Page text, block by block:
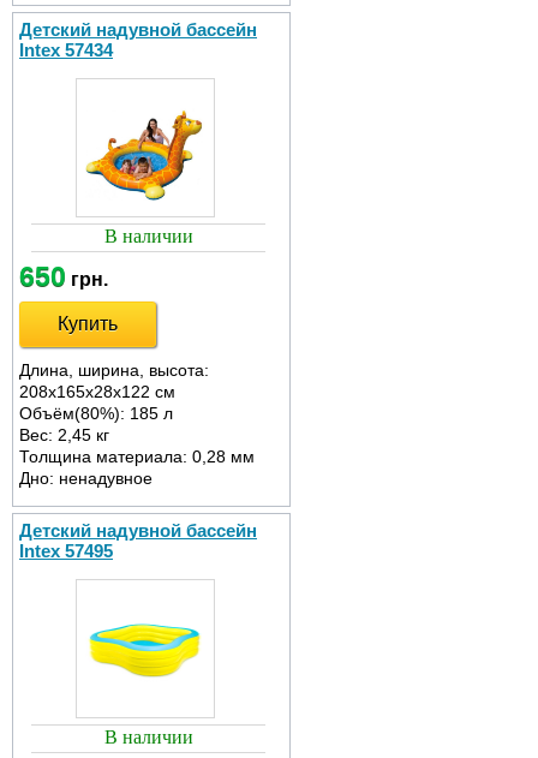
Детский надувной бассейн
Intex 57434
В наличии
650 грн.
Купить
Длина, ширина, высота:
208х165х28х122 см
Объём(80%): 185 л
Вес: 2,45 кг
Толщина материала: 0,28 мм
Дно: ненадувное
Детский надувной бассейн
Intex 57495
В наличии